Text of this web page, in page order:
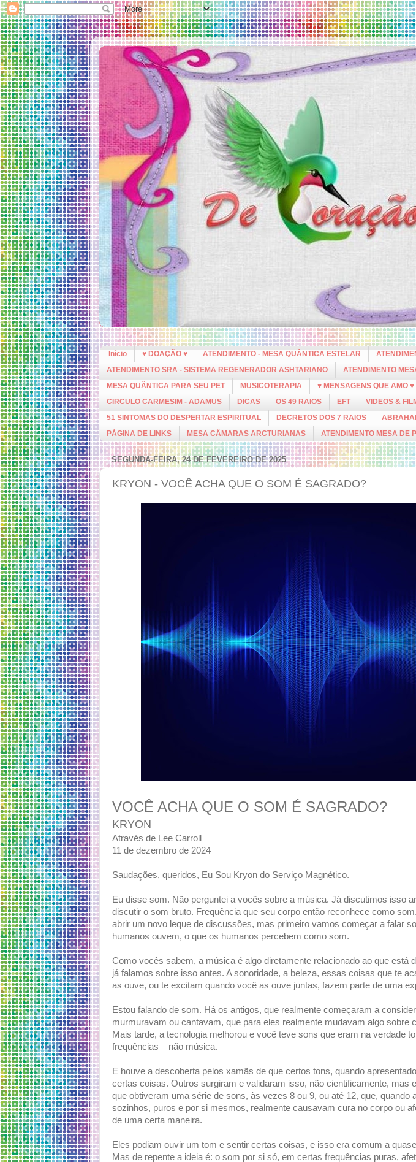
Início ♥ DOAÇÃO ♥ ATENDIMENTO - MESA QUÂNTICA ESTELAR
ATENDIMENTO SRA - SISTEMA REGENERADOR ASHTARIANO
ATENDIMENTO
MESA QUÂNTICA PARA SEU PET
MUSICOTERAPIA ♥ MENSAGENS QUE AMO ♥
CIRCULO CARMESIM - ADAMUS
DICAS OS 49 RAIOS EFT VIDEOS &
51 SINTOMAS DO DESPERTAR ESPIRITUAL
DECRETOS DOS 7 RAIOS
PÁGINA DE LINKS
MESA CÂMARAS ARCTURIANAS ATENDIMENTO MESA DE
SEGUNDA-FEIRA, 24 DE FEVEREIRO DE 2025
KRYON - VOCÊ ACHA QUE O SOM É SAGRADO?
VOCÊ ACHA QUE O SOM É SAGRADO?
KRYON
Através de Lee Carroll
11 de dezembro de 2024
Saudações, queridos, Eu Sou Kryon do Serviço Magnético.
Eu disse som. Não perguntei a vocês sobre a música. Já discutimos isso
discutir o som bruto. Frequência que seu corpo então reconhece como
abrir um novo leque de discussões, mas primeiro vamos começar a falar
humanos ouvem, o que os humanos percebem como som.
Como vocês sabem, a música é algo diretamente relacionado ao que está
já falamos sobre isso antes. A sonoridade, a beleza, essas coisas que te
as ouve, ou te excitam quando você as ouve juntas, fazem parte de uma
Estou falando de som. Há os antigos, que realmente começaram a
murmuravam ou cantavam, que para eles realmente mudavam algo sobre
Mais tarde, a tecnologia melhorou e você teve sons que eram na verdade
frequências – não música.
E houve a descoberta pelos xamãs de que certos tons, quando
certas coisas. Outros surgiram e validaram isso, não cientificamente, mas
que obtiveram uma série de sons, às vezes 8 ou 9, ou até 12, que, quando
sozinhos, puros e por si mesmos, realmente causavam cura no corpo ou
de uma certa maneira.
Eles podiam ouvir um tom e sentir certas coisas, e isso era comum a
Mas de repente a ideia é: o som por si só, em certas frequências puras,